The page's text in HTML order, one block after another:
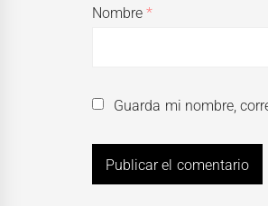
Nombre*
Guarda mi nombre,